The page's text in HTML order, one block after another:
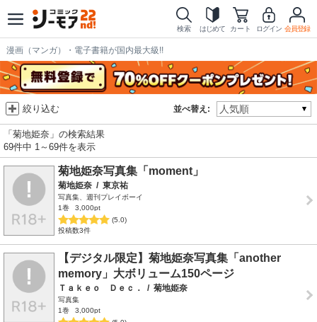
検索 はじめて カート ログイン 会員登録
漫画（マンガ）・電子書籍が国内最大級!!
並べ替え:
絞り込む
「菊地姫奈」の検索結果
69件中 1～69件を表示
菊地姫奈写真集「moment」
菊地姫奈 / 東京祐
写真集、週刊プレイボーイ
1巻
3,000pt
(5.0)
投稿数3件
【デジタル限定】菊地姫奈写真集「another
memory」大ボリューム150ページ
Ｔａｋｅｏ Ｄｅｃ． / 菊地姫奈
写真集
1巻
3,000pt